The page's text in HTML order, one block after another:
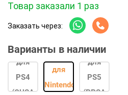
Товар заказали 1 раз
Заказать через:
Варианты в наличии